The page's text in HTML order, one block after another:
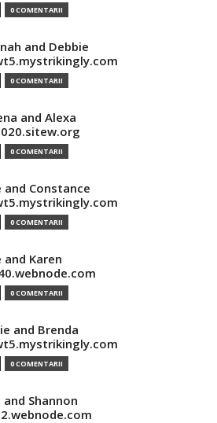
0 COMENTARII
and Debbie
0 COMENTARII
and Alexa
0 COMENTARII
and Constance
0 COMENTARII
and Karen
0 COMENTARII
and Brenda
0 COMENTARII
and Shannon